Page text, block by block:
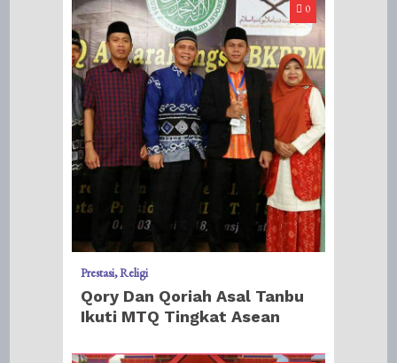
0
Prestasi Religi
Qory Dan Qoriah Asal Tanbu
Ikuti MTQ Tingkat Asean